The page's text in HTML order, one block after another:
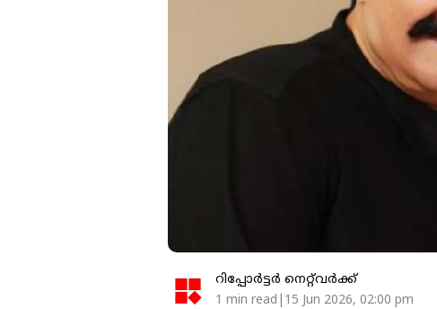
റിപ്പോർട്ടർ നെറ്റ്‌വര്‍ക്ക്‌
1 min read|15 Jun 2026, 02:00 pm